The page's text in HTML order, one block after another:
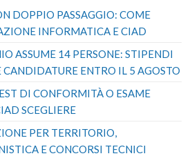
DOPPIO PASSAGGIO: COME
INFORMATICA E CIAD
ASSUME 14 PERSONE: STIPENDI
ENTRO IL 5 AGOSTO
DI CONFORMITÀ O ESAME
SCEGLIERE
PER TERRITORIO,
E CONCORSI TECNICI